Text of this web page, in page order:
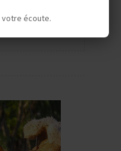
votre écoute.